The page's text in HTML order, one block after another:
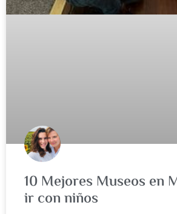
10 Mejores Museos en
ir con niños